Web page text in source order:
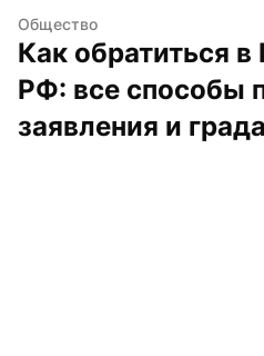
Общество
Как обратиться в
РФ: все способы
заявления и